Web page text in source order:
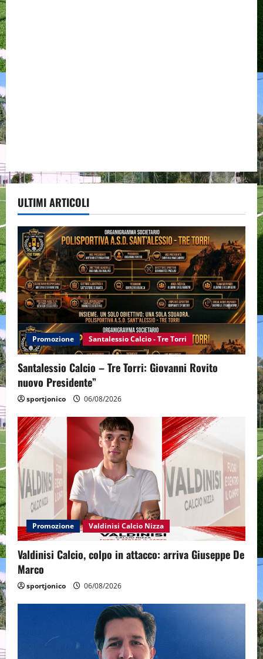
ULTIMI ARTICOLI
Promozione Santalessio Calcio - Tre Torri
Santalessio Calcio – Tre Torri: Giovanni Rovito
nuovo Presidente”
sportjonico 06/08/2026
Promozione Valdinisi Calcio Nizza
Valdinisi Calcio, colpo in attacco: arriva Giuseppe De
Marco
sportjonico 06/08/2026